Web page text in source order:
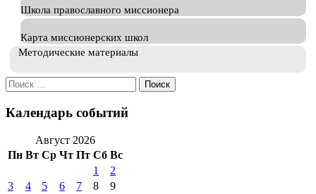
Школа православного миссионера
Карта миссионерских школ
Методические материалы
Искать:
Календарь событий
Август 2026
Пн Вт Ср Чт Пт Сб Вс
1
2
3
4 5 6 7 8
9